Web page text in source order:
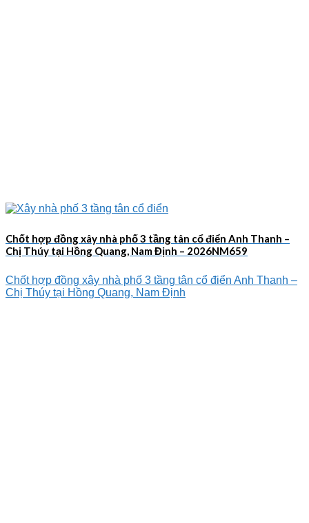
Chốt hợp đồng xây nhà phố 3 tầng tân cổ điển Anh Thanh –
Chị Thúy tại Hồng Quang, Nam Định – 2026NM659
Chốt hợp đồng xây nhà phố 3 tầng tân cổ điển Anh Thanh –
Chị Thúy tại Hồng Quang, Nam Định